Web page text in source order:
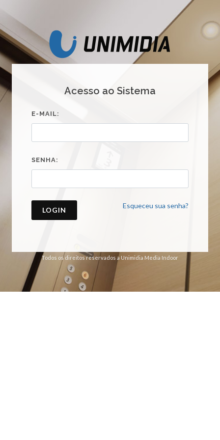
Acesso ao Sistema
E-MAIL:
SENHA:
LOGIN
Esqueceu sua senha?
Todos os direitos reservados a Unimidia Media Indoor